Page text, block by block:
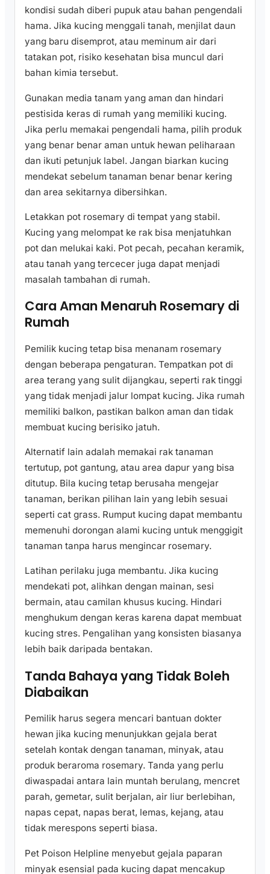
kondisi sudah diberi pupuk atau bahan pengendali
hama. Jika kucing menggali tanah, menjilat daun
yang baru disemprot, atau meminum air dari
tatakan pot, risiko kesehatan bisa muncul dari
bahan kimia tersebut.
Gunakan media tanam yang aman dan hindari
pestisida keras di rumah yang memiliki kucing.
Jika perlu memakai pengendali hama, pilih produk
yang benar benar aman untuk hewan peliharaan
dan ikuti petunjuk label. Jangan biarkan kucing
mendekat sebelum tanaman benar benar kering
dan area sekitarnya dibersihkan.
Letakkan pot rosemary di tempat yang stabil.
Kucing yang melompat ke rak bisa menjatuhkan
pot dan melukai kaki. Pot pecah, pecahan keramik,
atau tanah yang tercecer juga dapat menjadi
masalah tambahan di rumah.
Cara Aman Menaruh Rosemary di
Rumah
Pemilik kucing tetap bisa menanam rosemary
dengan beberapa pengaturan. Tempatkan pot di
area terang yang sulit dijangkau, seperti rak tinggi
yang tidak menjadi jalur lompat kucing. Jika rumah
memiliki balkon, pastikan balkon aman dan tidak
membuat kucing berisiko jatuh.
Alternatif lain adalah memakai rak tanaman
tertutup, pot gantung, atau area dapur yang bisa
ditutup. Bila kucing tetap berusaha mengejar
tanaman, berikan pilihan lain yang lebih sesuai
seperti cat grass. Rumput kucing dapat membantu
memenuhi dorongan alami kucing untuk menggigit
tanaman tanpa harus mengincar rosemary.
Latihan perilaku juga membantu. Jika kucing
mendekati pot, alihkan dengan mainan, sesi
bermain, atau camilan khusus kucing. Hindari
menghukum dengan keras karena dapat membuat
kucing stres. Pengalihan yang konsisten biasanya
lebih baik daripada bentakan.
Tanda Bahaya yang Tidak Boleh
Diabaikan
Pemilik harus segera mencari bantuan dokter
hewan jika kucing menunjukkan gejala berat
setelah kontak dengan tanaman, minyak, atau
produk beraroma rosemary. Tanda yang perlu
diwaspadai antara lain muntah berulang, mencret
parah, gemetar, sulit berjalan, air liur berlebihan,
napas cepat, napas berat, lemas, kejang, atau
tidak merespons seperti biasa.
Pet Poison Helpline menyebut gejala paparan
minyak esensial pada kucing dapat mencakup